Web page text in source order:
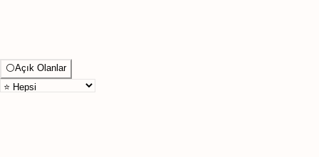
⚪Açık Olanlar